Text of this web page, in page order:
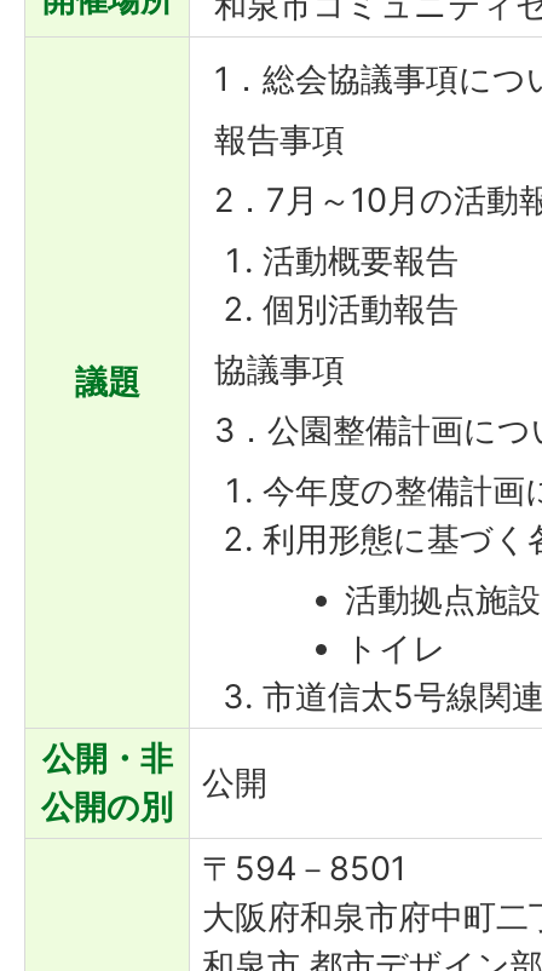
議題
1．総会協議事項に
報告事項
2．7月～10月の活動
活動概要報告
個別活動報告
協議事項
3．公園整備計画につ
今年度の整備計画
利用形態に基づく
活動拠点施設
トイレ
市道信太5号線関
公開・非
公開の別
公開
〒594－8501
大阪府和泉市府中町